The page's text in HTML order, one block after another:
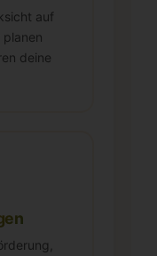
auf
planen
deine